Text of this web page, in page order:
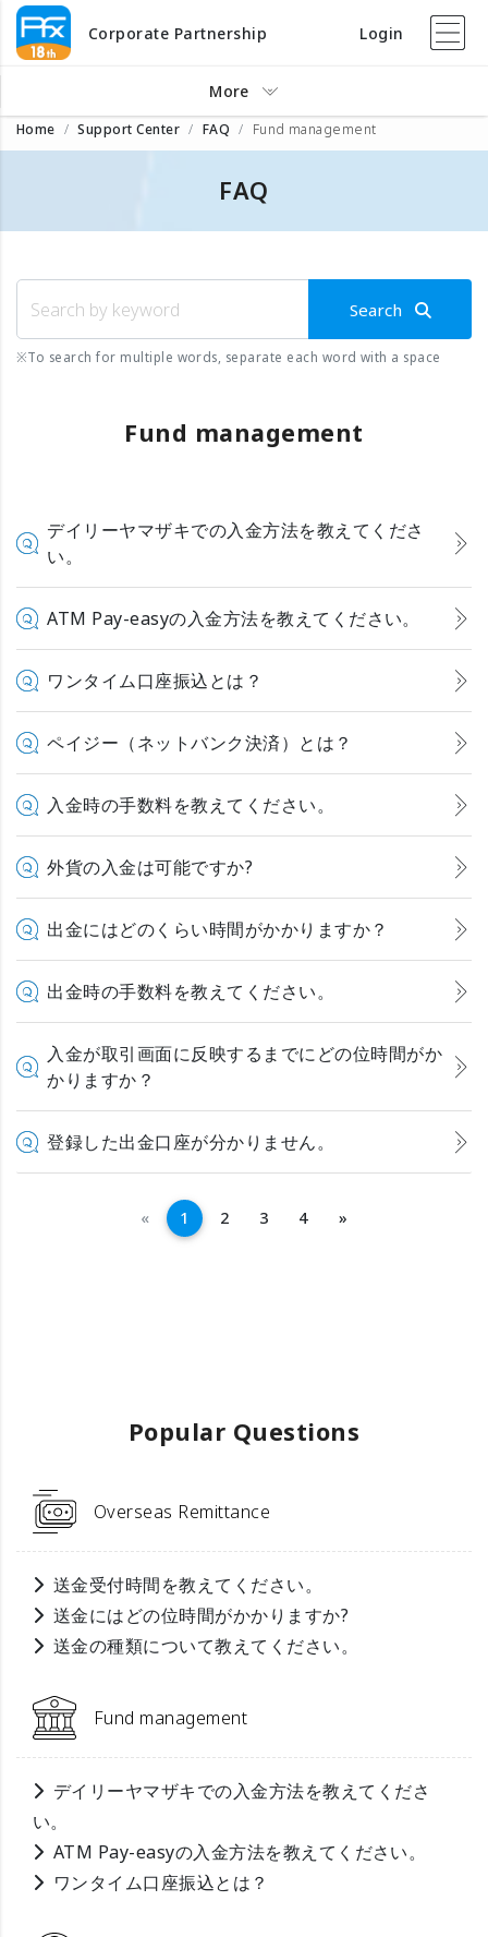
Corporate Partnership Login
More
Home Support Center FAQ Fund management
FAQ
Search
※To search for multiple words, separate each word with a space
Fund management
デイリーヤマザキでの入金方法を教えてくださ
い。
ATM Pay-easyの入金方法を教えてください。
ワンタイム口座振込とは？
ペイジー（ネットバンク決済）とは？
入金時の手数料を教えてください。
外貨の入金は可能ですか?
出金にはどのくらい時間がかかりますか？
出金時の手数料を教えてください。
入金が取引画面に反映するまでにどの位時間がか
かりますか？
登録した出金口座が分かりません。
«Previous
1 2 3 4 »
Popular Questions
Overseas Remittance
送金受付時間を教えてください。
送金にはどの位時間がかかりますか?
送金の種類について教えてください。
Fund management
デイリーヤマザキでの入金方法を教えてくださ
い。
ATM Pay-easyの入金方法を教えてください。
ワンタイム口座振込とは？